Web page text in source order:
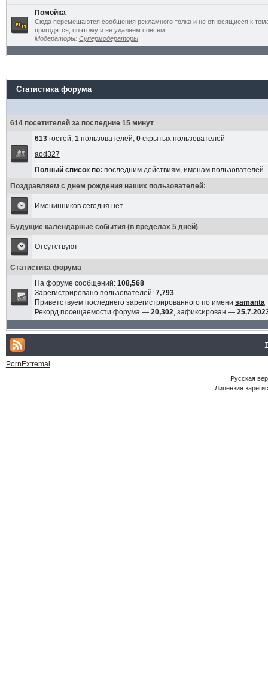
Помойка
Сюда перемещаются сообщения рекламного толка и не относящиеся к
пригодятся, поэтому и не удаляем совсем.
Модераторы: Супермодераторы
Статистика форума
614 посетителей за последние 15 минут
613гостей, 1пользователей, 0скрытых пользователей
aod327
Полный список по: последним действиям, именам пользователей
Поздравляем с днем рождения наших пользователей:
Именинников сегодня нет
Будущие календарные события (в пределах 5 дней)
Отсутствуют
Статистика форума
На форуме сообщений: 108,568
Зарегистрировано пользователей: 7,793
Приветствуем последнего зарегистрированного по имени samanta
Рекорд посещаемости форума — 20,302, зафиксирован —
PornExtremal
Русская
Лицензия